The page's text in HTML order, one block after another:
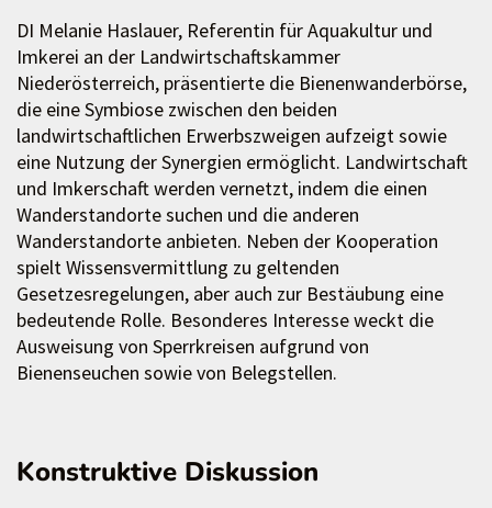
DI Melanie Haslauer, Referentin für Aquakultur und
Imkerei an der Landwirtschaftskammer
Niederösterreich, präsentierte die Bienenwanderbörse,
die eine Symbiose zwischen den beiden
landwirtschaftlichen Erwerbszweigen aufzeigt sowie
eine Nutzung der Synergien ermöglicht. Landwirtschaft
und Imkerschaft werden vernetzt, indem die einen
Wanderstandorte suchen und die anderen
Wanderstandorte anbieten. Neben der Kooperation
spielt Wissensvermittlung zu geltenden
Gesetzesregelungen, aber auch zur Bestäubung eine
bedeutende Rolle. Besonderes Interesse weckt die
Ausweisung von Sperrkreisen aufgrund von
Bienenseuchen sowie von Belegstellen.
Konstruktive Diskussion